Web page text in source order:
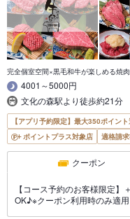
完全個室空間×黒毛和牛が楽しめる焼
4001～5000円
文化の森駅より徒歩約21分
【アプリ予約限定】最大350ポイン
ポイントプラス対象店
適格請
クーポン
【コース予約のお客様限定
OK♪※クーポン利用時のみ適用